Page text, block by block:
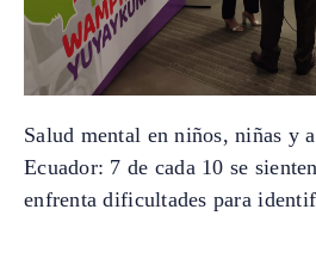
Salud mental en niños, niñas y
Ecuador: 7 de cada 10 se
enfrenta dificultades para